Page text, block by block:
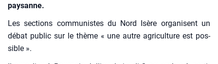
paysanne.
Les sec­tions com­mu­nistes du Nord Isère orga­nisent un
débat public sur le thème « une autre agri­cul­ture est pos­
sible ».